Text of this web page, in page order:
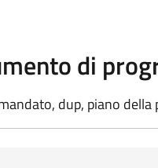
di
dup, piano